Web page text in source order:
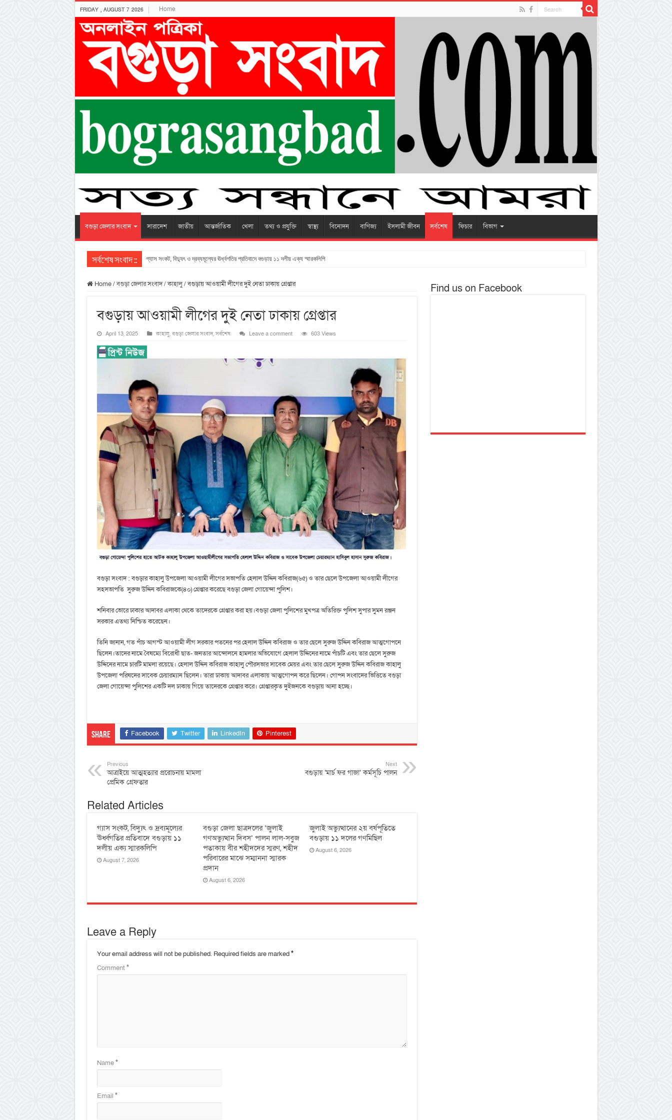
FRIDAY , AUGUST 7 2026 Home
বগুড়া জেলার সংবাদ সারাদেশ জাতীয় আন্তর্জাতিক খেলা তথ্য ও প্রযুক্তি স্বাস্থ্য বিনোদন বাণিজ্য ইসলামী জীবন সর্বশেষ ফিচার বিভাগ
সর্বশেষ সংবাদ :: গ্যাস সংকট, বিদ্যুৎ ও দ্রব্যমূল্যের ঊর্ধ্বগতির প্রতিবাদে বগুড়ায় ১১ দলীয় এক্য স্মারকলিপি
Home/বগুড়া জেলার সংবাদ/কাহালু/বগুড়ায় আওয়ামী লীগের দুই নেতা ঢাকায় গ্রেপ্তার
বগুড়ায় আওয়ামী লীগের দুই নেতা ঢাকায় গ্রেপ্তার
April 13, 2025 কাহালু,বগুড়া জেলার সংবাদ,সর্বশেষ Leave a comment 603 Views
বগুড়া সংবাদ : বগুড়ার কাহালু উপজেলা আওয়ামী লীগের সভাপতি হেলাল উদ্দিন কবিরাজ(৬৫) ও তার ছেলে উপজেলা আওয়ামী লীগের
সহসভাপতি সুরুজ উদ্দিন কবিরাজকে(৪০) গ্রেপ্তার করেছে বগুড়া জেলা গোয়েন্দা পুলিশ।
শনিবার ভোরে ঢাকার আদাবর এলাকা থেকে তাদেরকে গ্রেপ্তার করা হয়।বগুড়া জেলা পুলিশের মুখপত্র অতিরিক্ত পুলিশ সুপার সুমন রঞ্জন
সরকার এতথ্য নিশ্চিত করেছেন।
তিনি জানান, গত পাঁচ আগস্ট আওয়ামী লীগ সরকার পতনের পর হেলাল উদ্দিন কবিরাজ ও তার ছেলে সুরুজ উদ্দিন কবিরাজ আত্মগোপনে
ছিলেন।তাদের নামে বৈষম্যে বিরোধী ছাত- জনতার আন্দোলনে হামলার অভিযোগে হেলাল উদ্দিনের নামে পাঁচটি এবং তার ছেলে সুরুজ
উদ্দিনের নামে চারটি মামলা রয়েছে। হেলাল উদ্দিন কবিরাজ কাহালু পৌরসভার সাবেক মেয়র এবং তার ছেলে সুরুজ উদ্দিন কবিরাজ কাহালু
উপজেলা পরিষদের সাবেক চেয়ারম্যান ছিলেন। তারা ঢাকায় আদাবর এলাকায় আত্মগোপন করে ছিলেন। গোপন সংবাদের ভিত্তিতে বগুড়া
জেলা গোয়েন্দা পুলিশের একটি দল ঢাকায় গিয়ে তাদেরকে গ্রেপ্তার করে। গ্রেপ্তারকৃত দুইজনকে বগুড়ায় আনা হচ্ছে।
Share Facebook Twitter LinkedIn Pinterest
Previous
আত্রাইয়ে আত্মহত্যার প্ররোচনায় মামলা
প্রেমিক গ্রেফতার
Next
বগুড়ায় ‘মার্চ ফর গাজা’ কর্মসূচি পালন
Related Articles
গ্যাস সংকট, বিদ্যুৎ ও দ্রব্যমূল্যের
ঊর্ধ্বগতির প্রতিবাদে বগুড়ায় ১১
দলীয় এক্য স্মারকলিপি
August 7, 2026
বগুড়া জেলা ছাত্রদলের ‘জুলাই
গণঅভ্যুত্থান দিবস’ পালন লাল-সবুজ
পতাকায় বীর শহীদদের স্মরণ, শহীদ
পরিবারের মাঝে সম্মাননা স্মারক
প্রদান
August 6, 2026
জুলাই অভ্যুত্থানের ২য় বর্ষপূতিতে
বগুড়ায় ১১ দলের গণমিছিল
August 6, 2026
Leave a Reply
Your email address will not be published. Required fields are marked*
Comment*
Name*
Email *
Find us on Facebook